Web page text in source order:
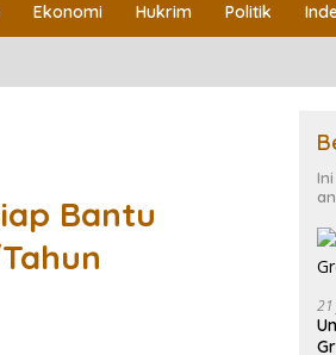
Ekonomi Hukrim Politik
Bantu